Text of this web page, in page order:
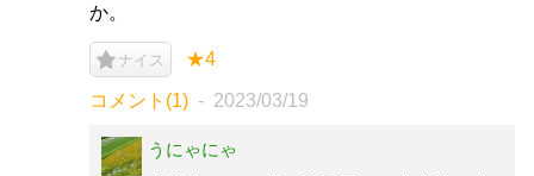
か。
ナイス ★4
コメント(1) 2023/03/19
うにゃにゃ